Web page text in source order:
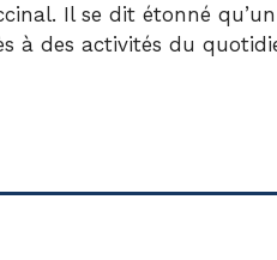
Il se dit étonné
à des activités du